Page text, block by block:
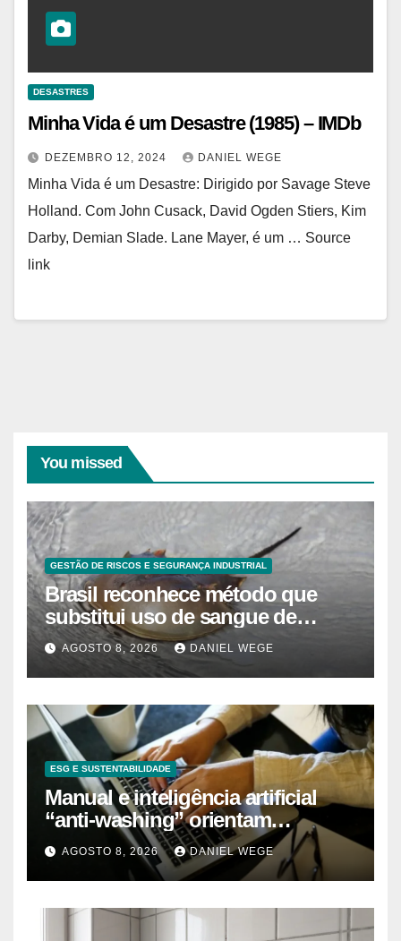
DESASTRES
Minha Vida é um Desastre (1985) – IMDb
DEZEMBRO 12, 2024 DANIEL WEGE
Minha Vida é um Desastre: Dirigido por Savage Steve
Holland. Com John Cusack, David Ogden Stiers, Kim
Darby, Demian Slade. Lane Mayer, é um … Source
link
You missed
GESTÃO DE RISCOS E SEGURANÇA INDUSTRIAL
Brasil reconhece método que
substitui uso de sangue de
caranguejo-ferradura em testes
farmacêuticos
AGOSTO 8, 2026 DANIEL WEGE
ESG E SUSTENTABILIDADE
Manual e inteligência artificial
“anti-washing” orientam
empresas
AGOSTO 8, 2026 DANIEL WEGE